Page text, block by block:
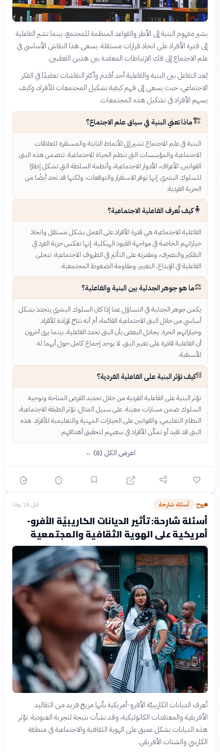
يشير مفهوم البنية إلى الأطر والقواعد المنظمة للمجتمع، بينما تشير الفاعلية
إلى قدرة الأفراد على اتخاذ قرارات مستقلة. يسعى هذا النقاش الأساسي في
علم الاجتماع إلى فك الارتباطات المعقدة بين هذين القطبين.
يُعد التفاعل بين البنية والفاعلية أحد أقدم وأكثر النقاشات تعقيدًا في الفكر
الاجتماعي، حيث يسعى إلى فهم كيفية تشكيل المجتمعات للأفراد، وكيف
يسهم الأفراد في تشكيل هذه المجتمعات.
🏗️ماذا تعني البنية في سياق علم الاجتماع؟
البنية في علم الاجتماع تشير إلى الأنماط الثابتة والمستقرة للعلاقات
الاجتماعية والمؤسسات التي تنظم الحياة الاجتماعية. تتضمن هذه البنى
القوانين، الأعراف، الأدوار الاجتماعية، وأنظمة السلطة التي تشكل إطارًا
للسلوك البشري. إنها توفر الاستقرار والتوقعات، ولكنها قد تحد أيضًا من
الحرية الفردية.
🧍كيف تُعرف الفاعلية الاجتماعية؟
الفاعلية الاجتماعية هي قدرة الأفراد على العمل بشكل مستقل واتخاذ
خياراتهم الخاصة في مواجهة القيود الهيكلية. إنها تعكس حرية الفرد في
التفكير والتصرف، ومقدرته على التأثير في الظروف الاجتماعية. تتجلى
الفاعلية في الإبداع، التغيير، ومقاومة الضغوط المجتمعية.
⚖️ما هو جوهر الجدلية بين البنية والفاعلية؟
يكمن جوهر الجدلية في التساؤل عما إذا كان السلوك البشري يتحدد بشكل
أساسي من خلال البنى الاجتماعية القائمة، أم أنه نتاج لإرادة الأفراد
وخياراتهم الحرة. يجادل البعض بأن البنى تحدد الفاعلية، بينما يرى آخرون
أن الفاعلية قادرة على تغيير البنى. لا يوجد إجماع كامل حول أيهما له
الأسبقية.
⛓️كيف تؤثر البنية على الفاعلية الفردية؟
تؤثر البنية على الفاعلية الفردية من خلال تحديد الفرص المتاحة وتوجيه
السلوك ضمن مسارات معينة. على سبيل المثال، تؤثر الطبقة الاجتماعية،
النظام التعليمي، والقوانين على الخيارات المهنية والتعليمية للأفراد. هذه
البنى قد تقيد أو تمكّن الأفراد في سعيهم لتحقيق أهدافهم.
اعرض الكل (8) ←
روح› أسئلة شارحة قبل 18 يومًا
أسئلة شارحة: تأثير الديانات الكاريبيَّة الأفرو-
أمريكية على الهوية الثقافية والمجتمعية
تُعرف الديانات الكاريبيَّة الأفرو-أمريكية بأنها مزيج فريد من التقاليد
الأفريقية والمعتقدات الكاثوليكية، وقد نشأت نتيجة لتجربة العبودية. تؤثر
هذه الديانات بشكل عميق على الهوية الثقافية والاجتماعية في منطقة
الكاريبي والشتات الأفريقي.